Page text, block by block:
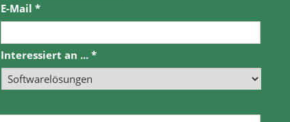
E-Mail *
Interessiert an ... *